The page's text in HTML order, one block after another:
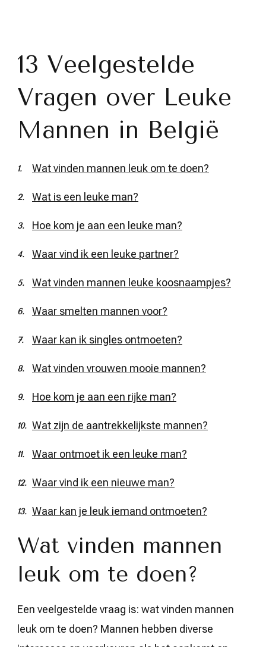
13 Veelgestelde
Vragen over Leuke
Mannen in België
Wat vinden mannen leuk om te doen?
Wat is een leuke man?
Hoe kom je aan een leuke man?
Waar vind ik een leuke partner?
Wat vinden mannen leuke koosnaampjes?
Waar smelten mannen voor?
Waar kan ik singles ontmoeten?
Wat vinden vrouwen mooie mannen?
Hoe kom je aan een rijke man?
Wat zijn de aantrekkelijkste mannen?
Waar ontmoet ik een leuke man?
Waar vind ik een nieuwe man?
Waar kan je leuk iemand ontmoeten?
Wat vinden mannen
leuk om te doen?
Een veelgestelde vraag is: wat vinden mannen
leuk om te doen? Mannen hebben diverse